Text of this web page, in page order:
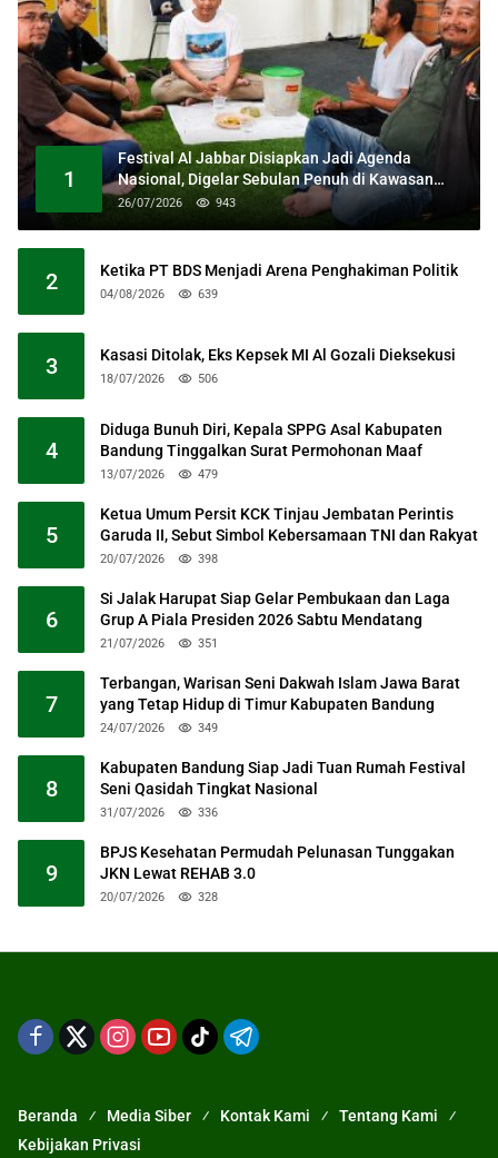
1
Festival Al Jabbar Disiapkan Jadi Agenda
Nasional, Digelar Sebulan Penuh di Kawasan
Masjid Raya Al Jabbar
26/07/2026 943
2 Ketika PT BDS Menjadi Arena Penghakiman Politik
04/08/2026 639
3 Kasasi Ditolak, Eks Kepsek MI Al Gozali Dieksekusi
18/07/2026 506
4
Diduga Bunuh Diri, Kepala SPPG Asal Kabupaten
Bandung Tinggalkan Surat Permohonan Maaf
13/07/2026 479
5
Ketua Umum Persit KCK Tinjau Jembatan Perintis
Garuda II, Sebut Simbol Kebersamaan TNI dan Rakyat
20/07/2026 398
6
Si Jalak Harupat Siap Gelar Pembukaan dan Laga
Grup A Piala Presiden 2026 Sabtu Mendatang
21/07/2026 351
7
Terbangan, Warisan Seni Dakwah Islam Jawa Barat
yang Tetap Hidup di Timur Kabupaten Bandung
24/07/2026 349
8
Kabupaten Bandung Siap Jadi Tuan Rumah Festival
Seni Qasidah Tingkat Nasional
31/07/2026 336
9
BPJS Kesehatan Permudah Pelunasan Tunggakan
JKN Lewat REHAB 3.0
20/07/2026 328
Beranda Media Siber Kontak Kami
Tentang Kami
Kebijakan Privasi